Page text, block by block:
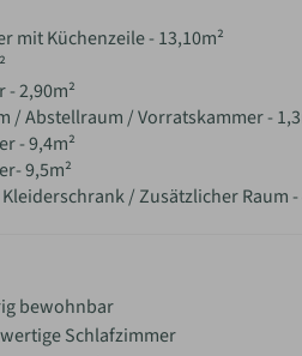
mit Küchenzeile - 13,10m²
- 2,90m²
/ Abstellraum / Vorratskammer -
- 9,4m²
9,5m²
/ Zusätzlicher Raum -
bewohnbar
Schlafzimmer